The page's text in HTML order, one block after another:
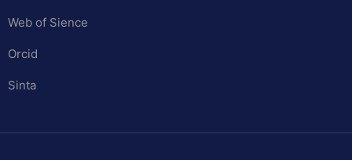
Web of Sience
Orcid
Sinta